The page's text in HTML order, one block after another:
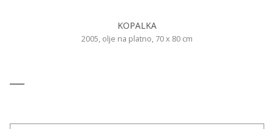
KOPALKA
2005, olje na platno, 70 x 80 cm